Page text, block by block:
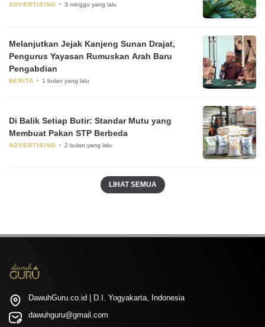
ADVERTISING 3 minggu yang lalu
Melanjutkan Jejak Kanjeng Sunan Drajat,
Pengurus Yayasan Rumuskan Arah Baru
Pengabdian
BERITA 1 bulan yang lalu
Di Balik Setiap Butir: Standar Mutu yang
Membuat Pakan STP Berbeda
ADVERTISING 2 bulan yang lalu
LIHAT SEMUA
DawuhGuru.co.id | D.I. Yogyakarta, Indonesia
dawuhguru@gmail.com